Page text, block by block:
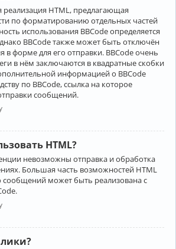
реализация HTML, предлагающая
по форматированию отдельных частей
использования BBCode определяется
BBCode также может быть отключён
в форме для его отправки. BBCode очень
в нём заключаются в квадратные скобки
информацией о BBCode
по BBCode, ссылка на которое
сообщений.
HTML?
невозможны отправка и обработка
Большая часть возможностей HTML
может быть реализована с